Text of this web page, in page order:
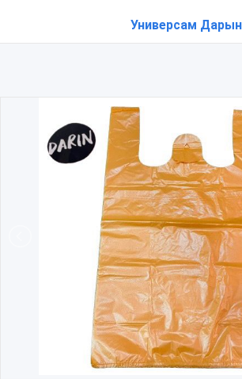
Универсам Дарын